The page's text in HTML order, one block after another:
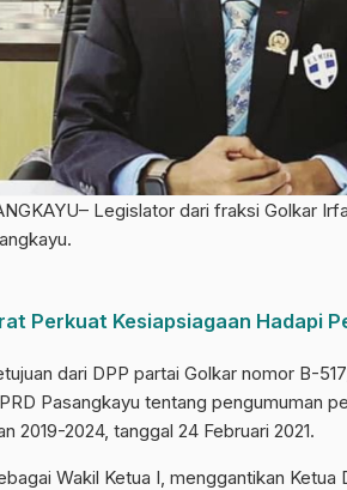
Legislator dari fraksi Golkar
Perkuat Kesiapsiagaan Hadapi
dari DPP partai Golkar nomor B-
Pasangkayu tentang pengumuman
2019-2024, tanggal 24 Februari 2021.
Wakil Ketua I, menggantikan Ketua